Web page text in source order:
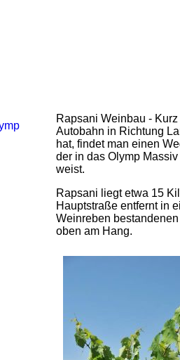
Rapsani Weinbau -
Autobahn in Richtung
hat, findet man einen
der in das Olymp
weist.
Rapsani liegt etwa 15
Hauptstraße entfernt in
Weinreben
oben am Hang.